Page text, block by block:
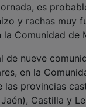
es
y rachas muy
Comunidad de
de nueve
en la
las provincias
Castilla y